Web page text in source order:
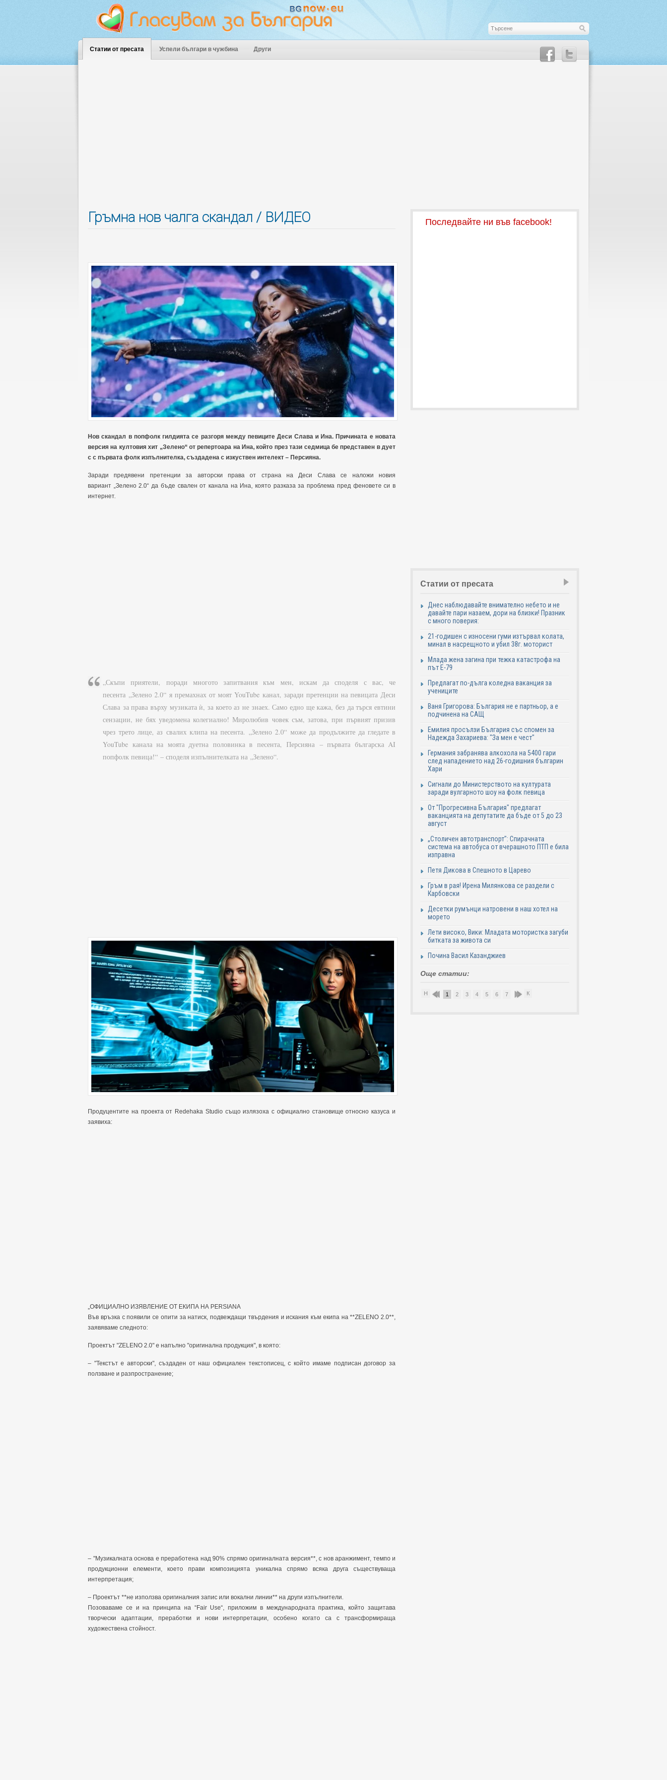
Статии от пресата Успели българи в чужбина Други
Гръмна нов чалга скандал / ВИДЕО
Нов скандал в попфолк гилдията се разгоря между певиците Деси Слава и Ина. Причината е новата
версия на култовия хит „Зелено“ от репертоара на Ина, който през тази седмица бе представен в дует
с с първата фолк изпълнителка, създадена с изкуствен интелект – Персияна.
Заради предявени претенции за авторски права от страна на Деси Слава се наложи новия
вариант „Зелено 2.0“ да бъде свален от канала на Ина, която разказа за проблема пред феновете си в
интернет.
„Скъпи приятели, поради многото запитвания към мен, искам да споделя с вас, че
песента „Зелено 2.0“ я премахнах от моят YouTube канал, заради претенции на певицата Деси
Слава за права върху музиката ѝ, за което аз не знаех. Само едно ще кажа, без да търся евтини
сензации, не бях уведомена колегиално! Миролюбив човек съм, затова, при първият призив
чрез трето лице, аз свалих клипа на песента. „Зелено 2.0“ може да продължите да гледате в
YouTube канала на моята дуетна половинка в песента, Персияна – първата българска AI
попфолк певица!“ – споделя изпълнителката на „Зелено“.
Продуцентите на проекта от Redehaka Studio също излязоха с официално становище относно казуса и
заявиха:
„ОФИЦИАЛНО ИЗЯВЛЕНИЕ ОТ ЕКИПА НА PERSIANA
Във връзка с появили се опити за натиск, подвеждащи твърдения и искания към екипа на **ZELENO 2.0**,
заявяваме следното:
Проектът "ZELENO 2.0" е напълно "оригинална продукция", в която:
– "Текстът е авторски", създаден от наш официален текстописец, с който имаме подписан договор за
ползване и разпространение;
– "Музикалната основа е преработена над 90% спрямо оригиналната версия**, с нов аранжимент, темпо и
продукционни елементи, което прави композицията уникална спрямо всяка друга съществуваща
интерпретация;
– Проектът **не използва оригиналния запис или вокални линии** на други изпълнители.
Позоваваме се и на принципа на “Fair Use“, приложим в международната практика, който защитава
творчески адаптации, преработки и нови интерпретации, особено когато са с трансформираща
художествена стойност.
Последвайте ни във facebook!
Статии от пресата
Днес наблюдавайте внимателно небето и не
давайте пари назаем, дори на близки! Празник
с много поверия:
21-годишен с износени гуми изтървал колата,
минал в насрещното и убил 38г. моторист
Млада жена загина при тежка катастрофа на
път Е-79
Предлагат по-дълга коледна ваканция за
учениците
Ваня Григорова: България не е партньор, а е
подчинена на САЩ
Емилия просълзи България със спомен за
Надежда Захариева: "За мен е чест"
Германия забранява алкохола на 5400 гари
след нападението над 26-годишния българин
Хари
Сигнали до Министерството на културата
заради вулгарното шоу на фолк певица
От "Прогресивна България" предлагат
ваканцията на депутатите да бъде от 5 до 23
август
„Столичен автотранспорт": Спирачната
система на автобуса от вчерашното ПТП е била
изправна
Петя Дикова в Спешното в Царево
Гръм в рая! Ирена Милянкова се раздели с
Карбовски
Десетки румънци натровени в наш хотел на
морето
Лети високо, Вики: Младата мотористка загуби
битката за живота си
Почина Васил Казанджиев
Още статии:
Н 1 2 3 4 5 6 7 8 9К